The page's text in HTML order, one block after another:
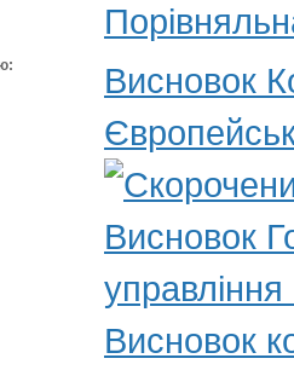
Висновок
Висновок
Висновок